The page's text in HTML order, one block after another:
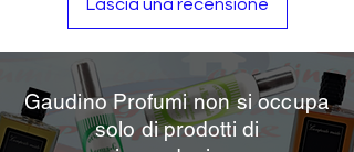
Lascia una recensione
Gaudino Profumi non si occupa
solo di prodotti di